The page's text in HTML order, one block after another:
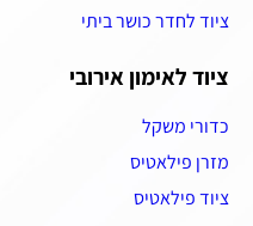
ציוד לחדר כושר ביתי
ציוד לאימון אירובי
כדורי משקל
מזרן פילאטיס
ציוד פילאטיס